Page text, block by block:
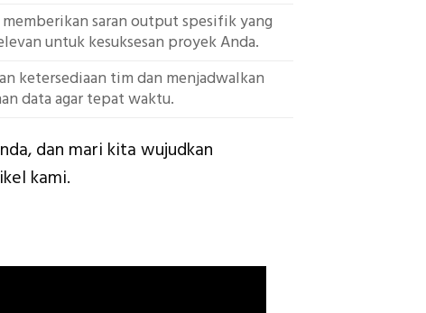
saran output spesifik yang
untuk kesuksesan proyek Anda.
ketersediaan tim dan menjadwalkan
data agar tepat waktu.
dan mari kita wujudkan
kami.